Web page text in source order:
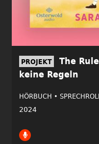
PROJEKT
The
keine Regeln
HÖRBUCH •
2024